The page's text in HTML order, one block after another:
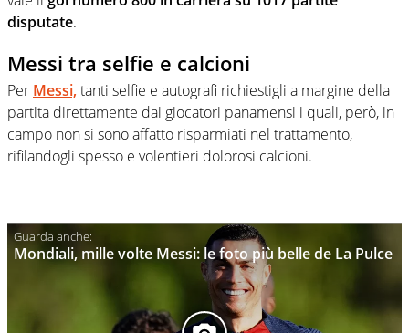
disputate.
Messi tra selfie e calcioni
Per Messi,tanti selfie e autografi richiestigli a margine della
partita direttamente dai giocatori panamensi i quali, però, in
campo non si sono affatto risparmiati nel trattamento,
rifilandogli spesso e volentieri dolorosi calcioni.
Mondiali, mille volte Messi: le foto più belle de La Pulce